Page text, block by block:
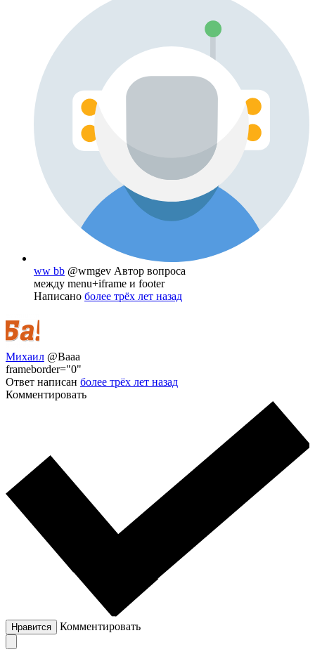
ww bb @wmgev Автор вопроса
между menu+iframe и footer
Написано более трёх лет назад
Михаил @Baaa
frameborder="0"
Ответ написан более трёх лет назад
Комментировать
Нравится Комментировать